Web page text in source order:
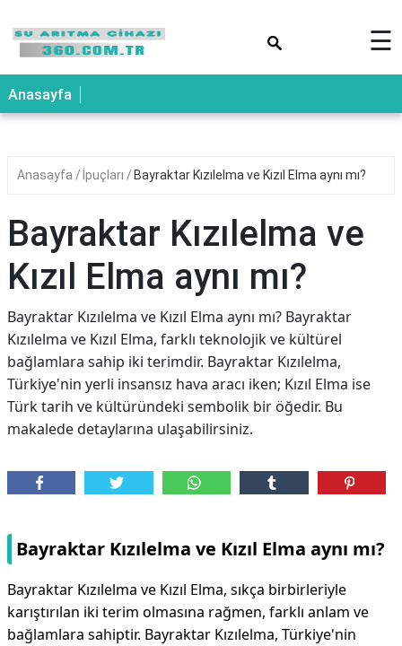
☰
Anasayfa
Anasayfa İpuçları Bayraktar Kızılelma ve Kızıl Elma aynı mı?
Bayraktar Kızılelma ve
Kızıl Elma aynı mı?
Bayraktar Kızılelma ve Kızıl Elma aynı mı? Bayraktar
Kızılelma ve Kızıl Elma, farklı teknolojik ve kültürel
bağlamlara sahip iki terimdir. Bayraktar Kızılelma,
Türkiye'nin yerli insansız hava aracı iken; Kızıl Elma ise
Türk tarih ve kültüründeki sembolik bir öğedir. Bu
makalede detaylarına ulaşabilirsiniz.
Bayraktar Kızılelma ve Kızıl Elma aynı mı?
Bayraktar Kızılelma ve Kızıl Elma, sıkça birbirleriyle
karıştırılan iki terim olmasına rağmen, farklı anlam ve
bağlamlara sahiptir. Bayraktar Kızılelma, Türkiye'nin